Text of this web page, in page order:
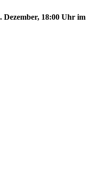
18:00 Uhr